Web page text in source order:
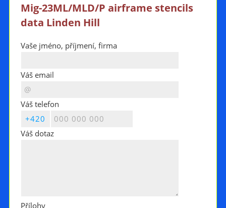
Mig-23ML/MLD/P airframe stencils
data Linden Hill
Vaše jméno, příjmení, firma
Váš email
Váš telefon
Váš dotaz
Přílohy